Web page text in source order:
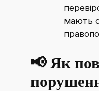
мають
📢Як